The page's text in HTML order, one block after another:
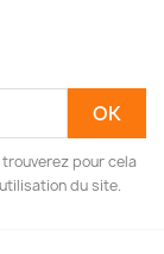
pour cela
du site.